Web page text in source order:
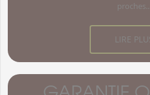
proches...
LIRE